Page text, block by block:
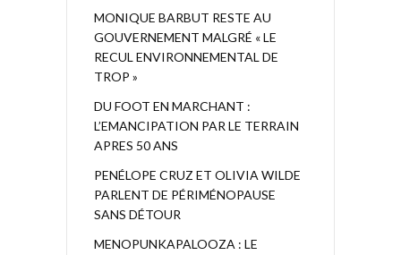
MONIQUE BARBUT RESTE AU
GOUVERNEMENT MALGRÉ « LE
RECUL ENVIRONNEMENTAL DE
TROP »
DU FOOT EN MARCHANT :
L’EMANCIPATION PAR LE TERRAIN
APRES 50 ANS
PENÉLOPE CRUZ ET OLIVIA WILDE
PARLENT DE PÉRIMÉNOPAUSE
SANS DÉTOUR
MENOPUNKAPALOOZA : LE